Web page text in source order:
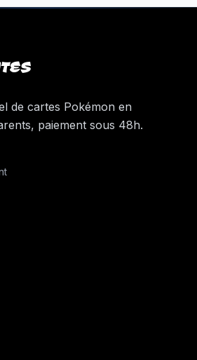
de cartes Pokémon en
paiement sous 48h.